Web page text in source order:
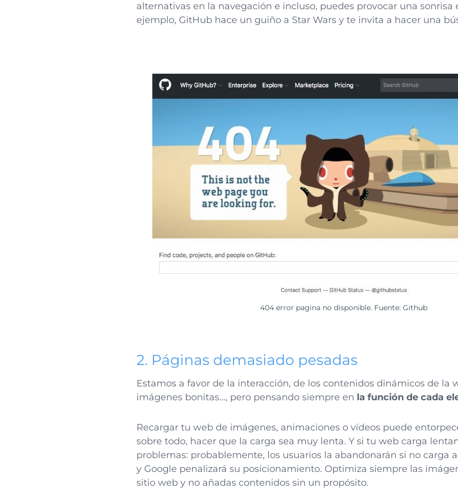
alternativas en la navegación e incluso, puedes provocar una sonrisa
ejemplo, GitHub hace un guiño a Star Wars y te invita a hacer una
404 error pagina no disponible. Fuente: Github
2. Páginas demasiado pesadas
Estamos a favor de la interacción, de los contenidos dinámicos de la
imágenes bonitas…, pero pensando siempre en la función de cada
Recargar tu web de imágenes, animaciones o vídeos puede
sobre todo, hacer que la carga sea muy lenta. Y si tu web carga
problemas: probablemente, los usuarios la abandonarán si no carga
y Google penalizará su posicionamiento. Optimiza siempre las
sitio web y no añadas contenidos sin un propósito.